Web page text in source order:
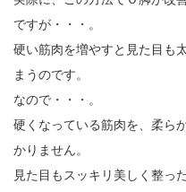
ですが・・・。
硬い筋肉を増やすと見た目も
まうのです。
なので・・・。
硬くなっている筋肉を、柔ら
かりません。
見た目もスッキリ美しく整っ